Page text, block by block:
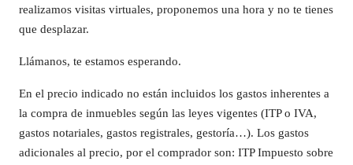
realizamos visitas virtuales, proponemos una hora y no te tienes
que desplazar.
Llámanos, te estamos esperando.
En el precio indicado no están incluidos los gastos inherentes a
la compra de inmuebles según las leyes vigentes (ITP o IVA,
gastos notariales, gastos registrales, gestoría…). Los gastos
adicionales al precio, por el comprador son: ITP Impuesto sobre